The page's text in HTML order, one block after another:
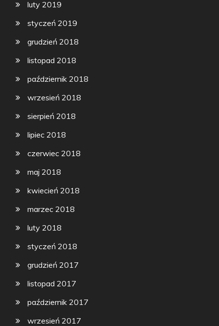
luty 2019
styczeń 2019
grudzień 2018
listopad 2018
październik 2018
wrzesień 2018
sierpień 2018
lipiec 2018
czerwiec 2018
maj 2018
kwiecień 2018
marzec 2018
luty 2018
styczeń 2018
grudzień 2017
listopad 2017
październik 2017
wrzesień 2017